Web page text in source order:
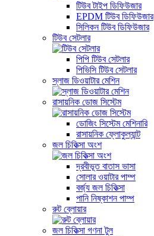
টিউব টাইপ ডিফিউজার
EPDM টিউব ডিফিউজার
সিলিকন টিউব ডিফিউজার
টিউব সেটলার
পিপি টিউব সেটলার
পিভিসি টিউব সেটলার
স্লাজ ডিওয়াটার মেশিন
রাসায়নিক ডোজ সিস্টেম
ডোজিং সিস্টেম মেশিনারি
রাসায়নিক ফ্লোকুল্যান্ট
জল চিকিত্সা অংশ
দ্রবীভূত বাতাস ভাসা
সোলার ওয়াটার পাম্প
বর্জ্য জল চিকিত্সা
পানি নিষ্কাশন পাম্প
রুট ব্লোয়ার
জল চিকিত্সা গণনা টুল